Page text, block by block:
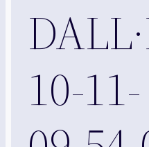
10-11-